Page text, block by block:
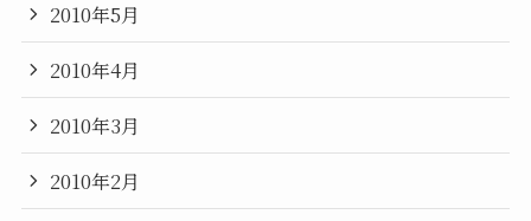
2010年5月
2010年4月
2010年3月
2010年2月